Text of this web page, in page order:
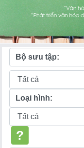
Bộ sưu tập:
Loại hình:
?